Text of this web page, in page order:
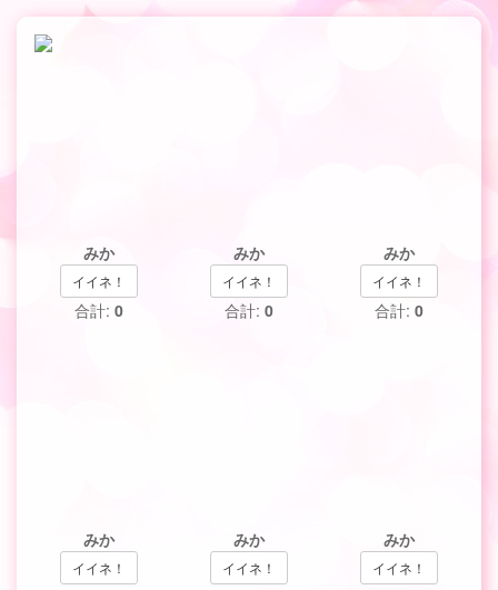
みか
イイネ！
合計: 0
みか
イイネ！
合計: 0
みか
イイネ！
合計:0
みか
イイネ！
みか
イイネ！
みか
イイネ！